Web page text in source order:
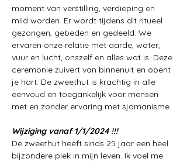
moment van verstilling, verdieping en
mild worden. Er wordt tijdens dit ritueel
gezongen, gebeden en gedeeld. We
ervaren onze relatie met aarde, water,
vuur en lucht, onszelf en alles wat is. Deze
ceremonie zuivert van binnenuit en opent
je hart. De zweethut is krachtig in alle
eenvoud en toegankelijk voor mensen
met en zonder ervaring met sjamanisme.
Wijziging vanaf 1/1/2024 !!!
De zweethut heeft sinds 25 jaar een heel
bijzondere plek in mijn leven. Ik voel me